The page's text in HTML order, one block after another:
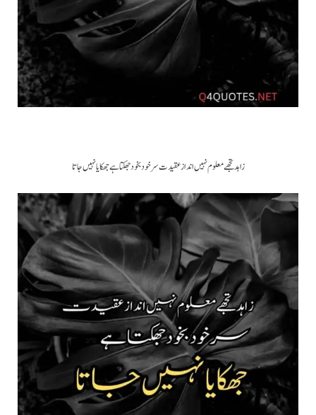
زاہد تجھے معلوم نہیں انداز عقیدت سر خود بخود جھکتا ہے جھکایا نہیں جاتا